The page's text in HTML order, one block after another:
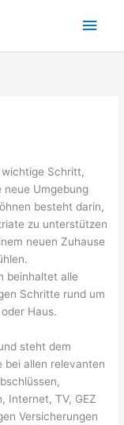
Schritt,
neue Umgebung
besteht darin,
zu unterstützen
neuen Zuhause
beinhaltet alle
Schritte rund um
Haus.
steht dem
bei allen relevanten
Internet, TV, GEZ
Versicherungen